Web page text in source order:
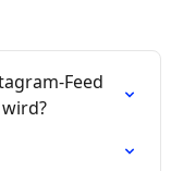
Feed